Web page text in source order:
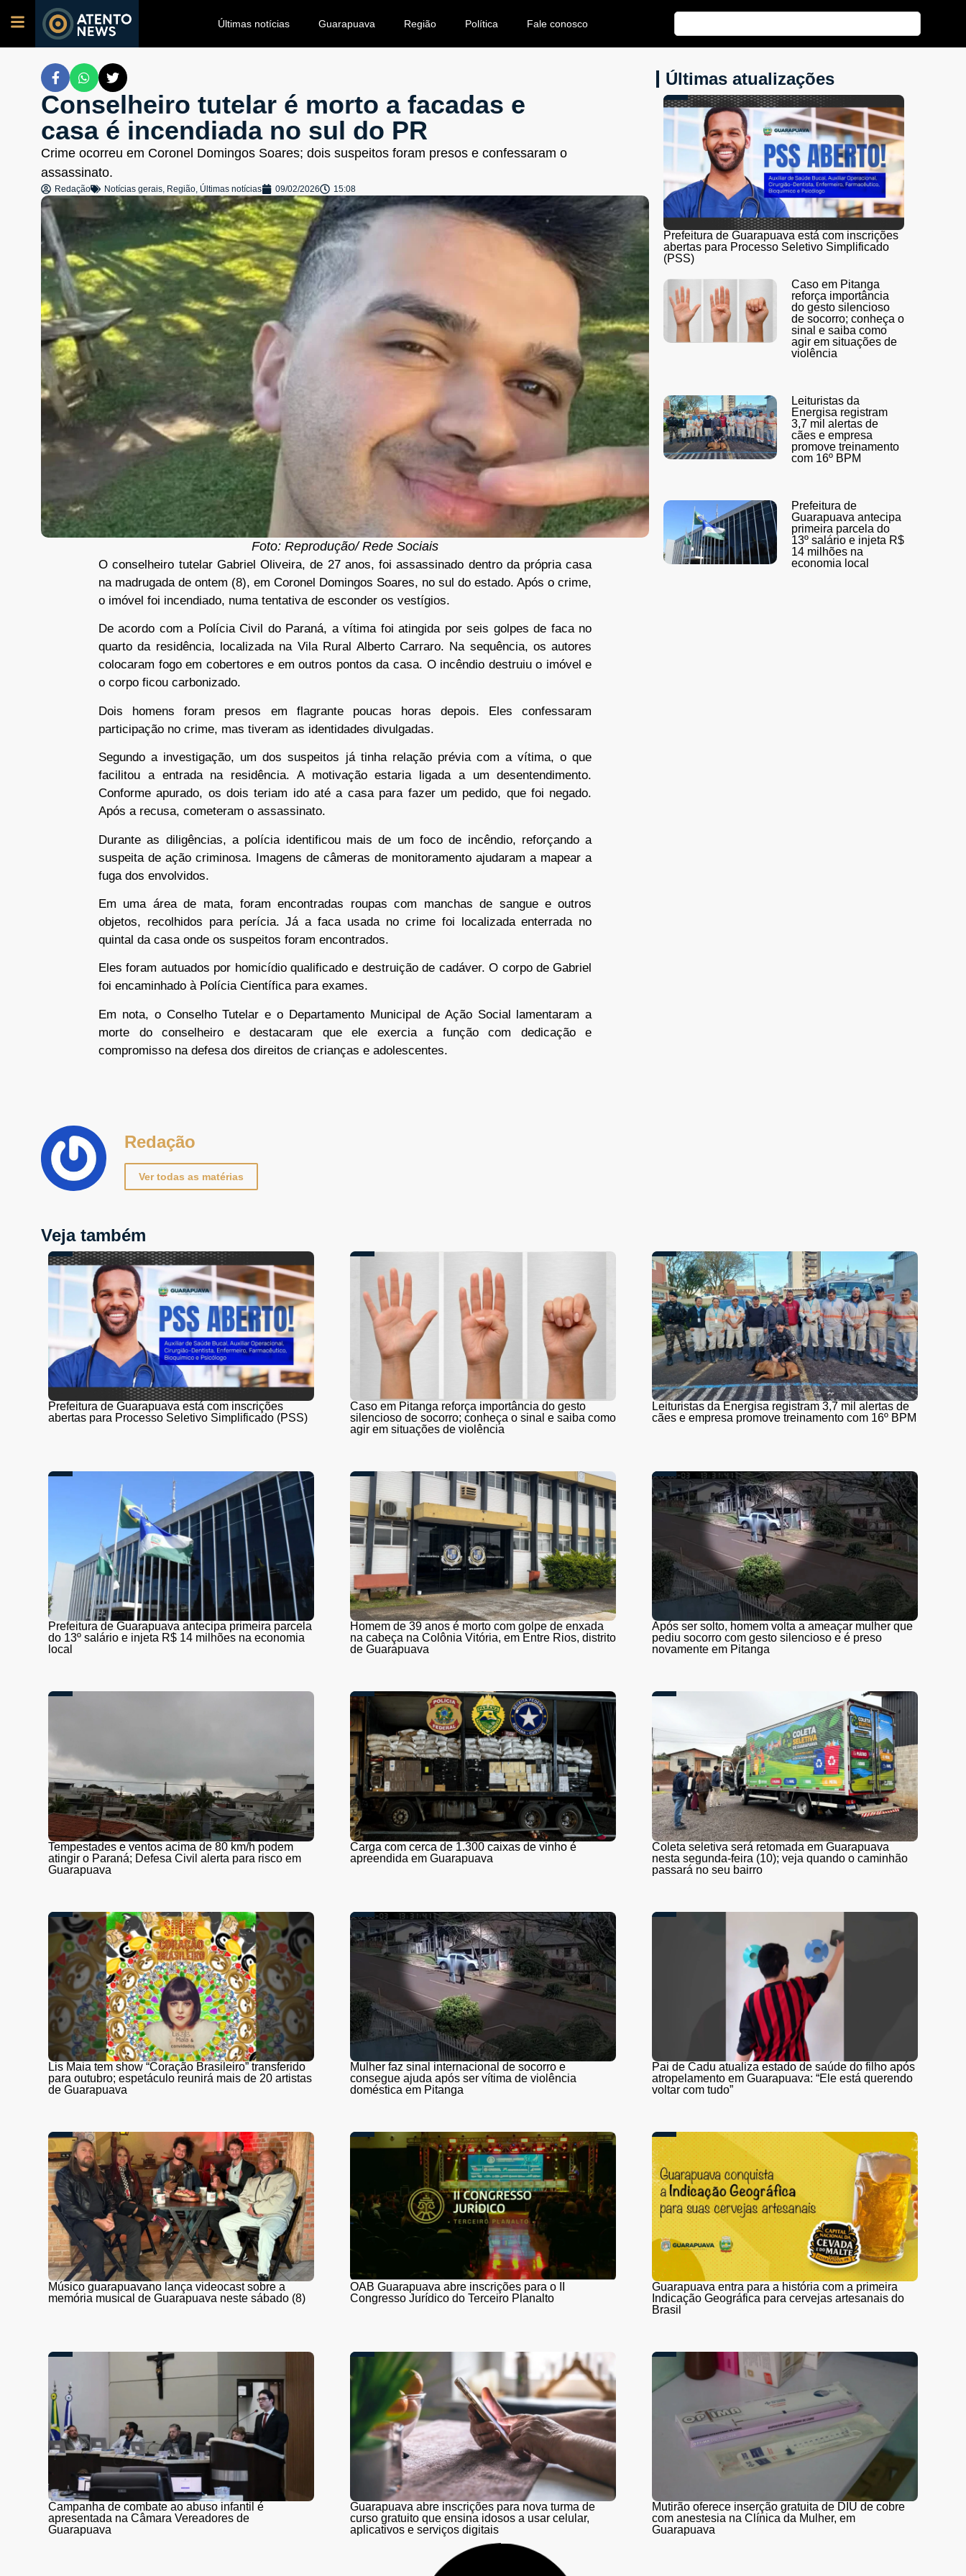
Últimas notícias Guarapuava Região Política Fale conosco
Conselheiro tutelar é morto a facadas e
casa é incendiada no sul do PR
Crime ocorreu em Coronel Domingos Soares; dois suspeitos foram presos e confessaram o
assassinato.
Redação Notícias gerais, Região, Últimas notícias 09/02/2026 15:08
Foto: Reprodução/ Rede Sociais
O conselheiro tutelar Gabriel Oliveira, de 27 anos, foi assassinado dentro da própria casa
na madrugada de ontem (8), em Coronel Domingos Soares, no sul do estado. Após o crime,
o imóvel foi incendiado, numa tentativa de esconder os vestígios.
De acordo com a Polícia Civil do Paraná, a vítima foi atingida por seis golpes de faca no
quarto da residência, localizada na Vila Rural Alberto Carraro. Na sequência, os autores
colocaram fogo em cobertores e em outros pontos da casa. O incêndio destruiu o imóvel e
o corpo ficou carbonizado.
Dois homens foram presos em flagrante poucas horas depois. Eles confessaram
participação no crime, mas tiveram as identidades divulgadas.
Segundo a investigação, um dos suspeitos já tinha relação prévia com a vítima, o que
facilitou a entrada na residência. A motivação estaria ligada a um desentendimento.
Conforme apurado, os dois teriam ido até a casa para fazer um pedido, que foi negado.
Após a recusa, cometeram o assassinato.
Durante as diligências, a polícia identificou mais de um foco de incêndio, reforçando a
suspeita de ação criminosa. Imagens de câmeras de monitoramento ajudaram a mapear a
fuga dos envolvidos.
Em uma área de mata, foram encontradas roupas com manchas de sangue e outros
objetos, recolhidos para perícia. Já a faca usada no crime foi localizada enterrada no
quintal da casa onde os suspeitos foram encontrados.
Eles foram autuados por homicídio qualificado e destruição de cadáver. O corpo de Gabriel
foi encaminhado à Polícia Científica para exames.
Em nota, o Conselho Tutelar e o Departamento Municipal de Ação Social lamentaram a
morte do conselheiro e destacaram que ele exercia a função com dedicação e
compromisso na defesa dos direitos de crianças e adolescentes.
Últimas atualizações
Prefeitura de Guarapuava está com inscrições
abertas para Processo Seletivo Simplificado
(PSS)
Caso em Pitanga
reforça importância
do gesto silencioso
de socorro; conheça o
sinal e saiba como
agir em situações de
violência
Leituristas da
Energisa registram
3,7 mil alertas de
cães e empresa
promove treinamento
com 16º BPM
Prefeitura de
Guarapuava antecipa
primeira parcela do
13º salário e injeta R$
14 milhões na
economia local
Redação
Ver todas as matérias
Veja também
Prefeitura de Guarapuava está com inscrições
abertas para Processo Seletivo Simplificado (PSS)
Caso em Pitanga reforça importância do gesto
silencioso de socorro; conheça o sinal e saiba como
agir em situações de violência
Leituristas da Energisa registram 3,7 mil alertas de
cães e empresa promove treinamento com 16º BPM
Prefeitura de Guarapuava antecipa primeira parcela
do 13º salário e injeta R$ 14 milhões na economia
local
Homem de 39 anos é morto com golpe de enxada
na cabeça na Colônia Vitória, em Entre Rios, distrito
de Guarapuava
Após ser solto, homem volta a ameaçar mulher que
pediu socorro com gesto silencioso e é preso
novamente em Pitanga
Tempestades e ventos acima de 80 km/h podem
atingir o Paraná; Defesa Civil alerta para risco em
Guarapuava
Carga com cerca de 1.300 caixas de vinho é
apreendida em Guarapuava
Coleta seletiva será retomada em Guarapuava
nesta segunda-feira (10); veja quando o caminhão
passará no seu bairro
Lis Maia tem show “Coração Brasileiro” transferido
para outubro; espetáculo reunirá mais de 20 artistas
de Guarapuava
Mulher faz sinal internacional de socorro e
consegue ajuda após ser vítima de violência
doméstica em Pitanga
Pai de Cadu atualiza estado de saúde do filho após
atropelamento em Guarapuava: “Ele está querendo
voltar com tudo”
Músico guarapuavano lança videocast sobre a
memória musical de Guarapuava neste sábado (8)
OAB Guarapuava abre inscrições para o II
Congresso Jurídico do Terceiro Planalto
Guarapuava entra para a história com a primeira
Indicação Geográfica para cervejas artesanais do
Brasil
Campanha de combate ao abuso infantil é
apresentada na Câmara Vereadores de
Guarapuava
Guarapuava abre inscrições para nova turma de
curso gratuito que ensina idosos a usar celular,
aplicativos e serviços digitais
Mutirão oferece inserção gratuita de DIU de cobre
com anestesia na Clínica da Mulher, em
Guarapuava